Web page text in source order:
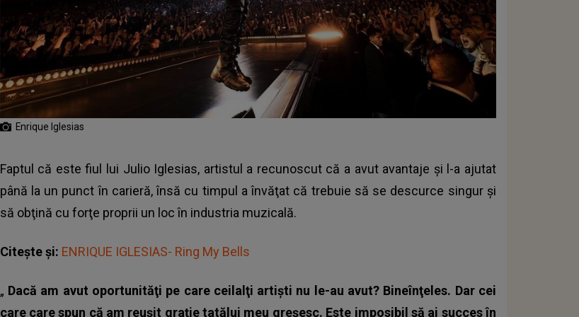
Enrique Iglesias
Faptul că este fiul lui Julio Iglesias, artistul a recunoscut că a avut avantaje şi l-a ajutat
până la un punct în carieră, însă cu timpul a învăţat că trebuie să se descurce singur şi
să obţină cu forţe proprii un loc în industria muzicală.
Citește și: ENRIQUE IGLESIAS- Ring My Bells
„ Dacă am avut oportunităţi pe care ceilalţi artişti nu le-au avut? Bineînţeles. Dar cei
care care spun că am reuşit graţie tatălui meu greşesc. Este imposibil să ai succes în